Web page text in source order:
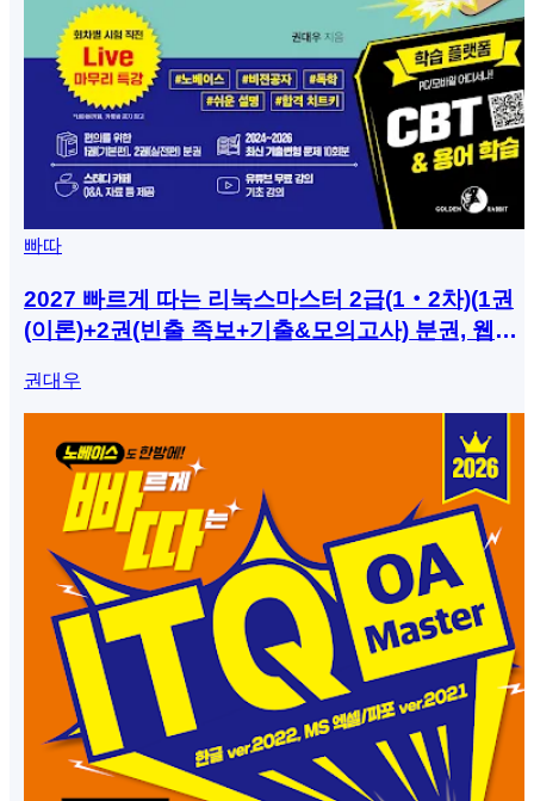
빠따
2027 빠르게 따는 리눅스마스터 2급(1‧2차)(1권
(이론)+2권(빈출 족보+기출&모의고사) 분권, 웹
권대우